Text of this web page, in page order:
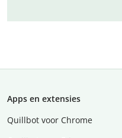
Apps en extensies
Quillbot voor Chrome